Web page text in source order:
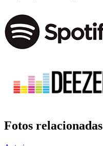
Fotos relacionadas